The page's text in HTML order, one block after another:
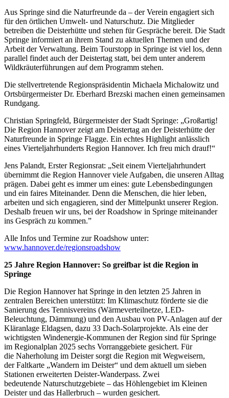
Aus Springe sind die Naturfreunde da – der Verein engagiert sich
für den örtlichen Umwelt- und Naturschutz. Die Mitglieder
betreiben die Deisterhütte und stehen für Gespräche bereit. Die Stadt
Springe informiert an ihrem Stand zu aktuellen Themen und der
Arbeit der Verwaltung. Beim Tourstopp in Springe ist viel los, denn
parallel findet auch der Deistertag statt, bei dem unter anderem
Wildkräuterführungen auf dem Programm stehen.
Die stellvertretende Regionspräsidentin Michaela Michalowitz und
Ortsbürgermeister Dr. Eberhard Brezski machen einen gemeinsamen
Rundgang.
Christian Springfeld, Bürgermeister der Stadt Springe: „Großartig!
Die Region Hannover zeigt am Deistertag an der Deisterhütte der
Naturfreunde in Springe Flagge. Ein echtes Highlight anlässlich
eines Vierteljahrhunderts Region Hannover. Ich freu mich drauf!“
Jens Palandt, Erster Regionsrat: „Seit einem Vierteljahrhundert
übernimmt die Region Hannover viele Aufgaben, die unseren Alltag
prägen. Dabei geht es immer um eines: gute Lebensbedingungen
und ein faires Miteinander. Denn die Menschen, die hier leben,
arbeiten und sich engagieren, sind der Mittelpunkt unserer Region.
Deshalb freuen wir uns, bei der Roadshow in Springe miteinander
ins Gespräch zu kommen.”
Alle Infos und Termine zur Roadshow unter:
www.hannover.de/regionsroadshow
25 Jahre Region Hannover: So greifbar ist die Region in
Springe
Die Region Hannover hat Springe in den letzten 25 Jahren in
zentralen Bereichen unterstützt: Im Klimaschutz förderte sie die
Sanierung des Tennisvereins (Wärmeverteilnetze, LED-
Beleuchtung, Dämmung) und den Ausbau von PV-Anlagen auf der
Kläranlage Eldagsen, dazu 33 Dach-Solarprojekte. Als eine der
wichtigsten Windenergie-Kommunen der Region sind für Springe
im Regionalplan 2025 sechs Vorranggebiete gesichert. Für
die Naherholung im Deister sorgt die Region mit Wegweisern,
der Faltkarte „Wandern im Deister“ und dem aktuell um sieben
Stationen erweiterten Deister-Wanderpass. Zwei
bedeutende Naturschutzgebiete – das Höhlengebiet im Kleinen
Deister und das Hallerbruch – wurden gesichert.